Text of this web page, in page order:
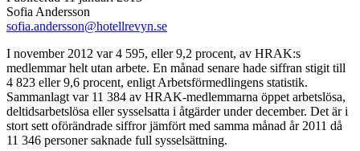
Sofia Andersson
sofia.andersson@hotellrevyn.se
I november 2012 var 4 595, eller 9,2 procent, av HRAK:s
medlemmar helt utan arbete. En månad senare hade siffran stigit till
4 823 eller 9,6 procent, enligt Arbetsförmedlingens statistik.
Sammanlagt var 11 384 av HRAK-medlemmarna öppet arbetslösa,
deltidsarbetslösa eller sysselsatta i åtgärder under december. Det är i
stort sett oförändrade siffror jämfört med samma månad år 2011 då
11 346 personer saknade full sysselsättning.